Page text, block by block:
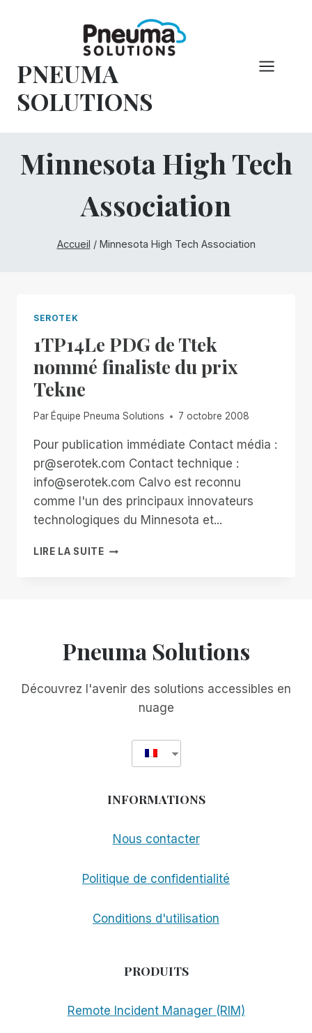
PNEUMA
SOLUTIONS
Minnesota High Tech
Association
Accueil / Minnesota High Tech Association
SEROTEK
1TP14Le PDG de Ttek
nommé finaliste du prix
Tekne
Par Équipe Pneuma Solutions 7 octobre 2008
Pour publication immédiate Contact média :
pr@serotek.com Contact technique :
info@serotek.com Calvo est reconnu
comme l'un des principaux innovateurs
technologiques du Minnesota et...
LIRE LA SUITE1TP14LE
PRIX
Pneuma Solutions
Découvrez l'avenir des solutions accessibles en
nuage
INFORMATIONS
Nous contacter
Politique de confidentialité
Conditions d'utilisation
PRODUITS
Remote Incident Manager (RIM)